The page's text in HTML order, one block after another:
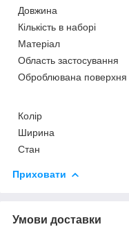
Довжина
Кількість в наборі
Матеріал
Область застосування
Оброблювана поверхня
Колір
Ширина
Стан
Приховати
Умови доставки